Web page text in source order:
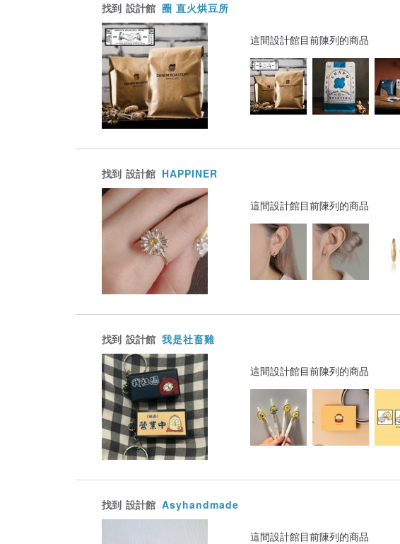
找到 設計館 圈 直火烘豆所
這間設計館目前陳列的商品
找到 設計館 HAPPINER
這間設計館目前陳列的商品
找到 設計館 我是社畜雞
這間設計館目前陳列的商品
找到 設計館 Asyhandmade
這間設計館目前陳列的商品